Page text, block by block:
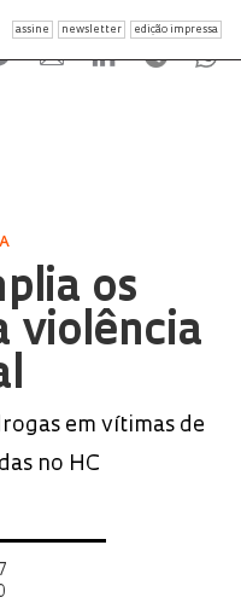
assine newsletter edição impressa
os
violência
em vítimas de
no HC